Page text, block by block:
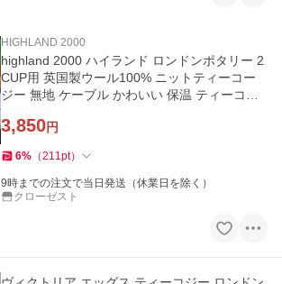
HIGHLAND 2000
highland 2000 ハイランド ロンドンポタリー 2
CUP用 英国製ウール100% ニットティーコー
ジー 無地 ケーブル かわいい 保温 ティーコゼ
3,850円
6% （211pt）
9時までの注文で当日発送（休業日を除く）
クローゼスト